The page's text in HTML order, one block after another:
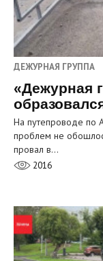
ДЕЖУРНАЯ ГРУППА
«Дежурная
На путепроводе по
проблем не
провал в…
2016